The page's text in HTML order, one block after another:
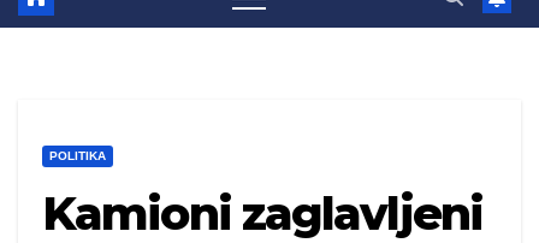
POLITIKA
Kamioni zaglavljeni